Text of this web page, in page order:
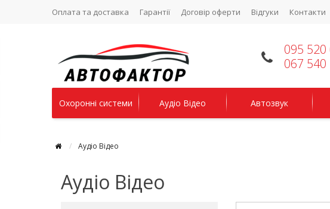
Оплата та доставка Гарантії Договір оферти Відгуки Контакти
095 520
067 540
Охоронні системи Аудіо Відео Автозвук
Аудіо Відео
Аудіо Відео